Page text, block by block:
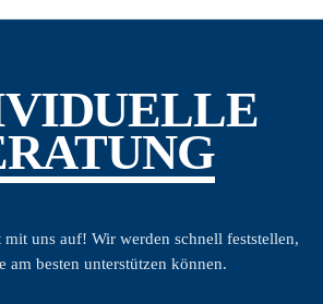
uns auf! Wir werden schnell feststellen,
am besten unterstützen können.